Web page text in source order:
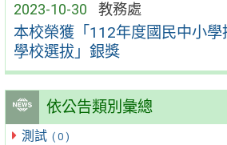
2023-10-30 教務處
本校榮獲「112年度國民中小
學校選拔」銀獎
依公告類別彙總
測試 ( 0 )